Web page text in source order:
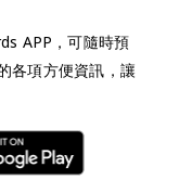
APP，可隨時預
各項方便資訊，讓